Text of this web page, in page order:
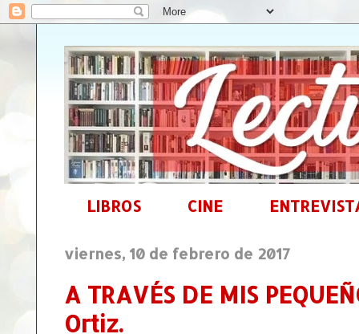
LIBROS CINE
viernes, 10 de febrero de 2017
A TRAVÉS DE MIS
Ortiz.